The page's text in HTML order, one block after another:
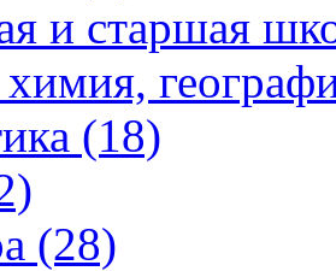
и старшая
(18)
(28)